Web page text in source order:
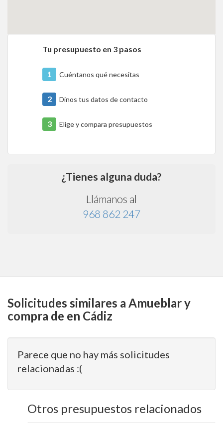
Tu presupuesto en 3 pasos
1 Cuéntanos qué necesitas
2 Dinos tus datos de contacto
3 Elige y compara presupuestos
¿Tienes alguna duda?
Llámanos al
968 862 247
Solicitudes similares a Amueblar y
compra de en Cádiz
Parece que no hay más solicitudes
relacionadas :(
Otros presupuestos relacionados